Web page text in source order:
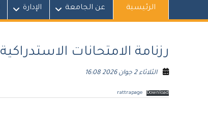
الرئيسية عن الجامعة الإدارة
رزنامة الامتحانات الاستدراكية 2026 بقسم الفرنسية
الثلاثاء 2 جوان 2026 16:08
rattrapage Download